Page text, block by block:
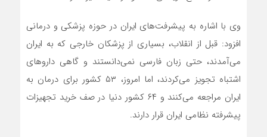
وی با اشاره به پیشرفت‌های ایران در حوزه پزشکی و درمانی
افزود: قبل از انقلاب، بسیاری از پزشکان خارجی که به ایران
می‌آمدند، حتی زبان فارسی نمی‌دانستند و گاهی داروهای
اشتباه تجویز می‌کردند، اما امروز، ۵۳ کشور برای درمان به
ایران مراجعه می‌کنند و ۶۴ کشور دنیا در صف خرید تجهیزات
پیشرفته نظامی ایران قرار دارند.